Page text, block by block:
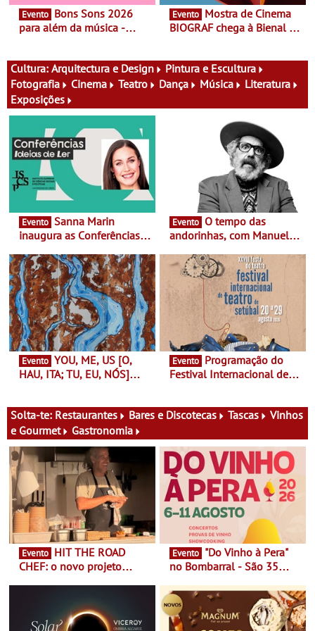
Evento
para além da música -
atividades para toda a
família e muito mais
Evento
BIOGRAF chega à Bienal de
fílmico e práticas artísticas
Cultura: Arquitectura e Design
Pintura e Escultura
Fotografia
Cinema Teatro Dança Música
Literatura
Exposições
Evento
inaugura as Conferências
Antiga primeira-ministra da
Finlândia é a convidada da
primeira edição do novo
ciclo de debates dedicado
aos grandes temas do
nosso tempo
Evento
andorinhas, com Manuel
Atum - Concerto
performance na MAAT
Gallery a 3 de Setembro,
19:30
Evento
HAU, ITA; TU, EU, NÓS]
13 de Dezembro
Evento
Festival Internacional de
29 de Agosto
Solta-te: Restaurantes Bares e Discotecas Tascas
Vinhos
e Gourmet
Gastronomia
Evento
CHEF: o novo projeto
conceito gastronómico
itinerante que percorre
Evento
no Bombarral - São 35
prova e seis dias de
experiências